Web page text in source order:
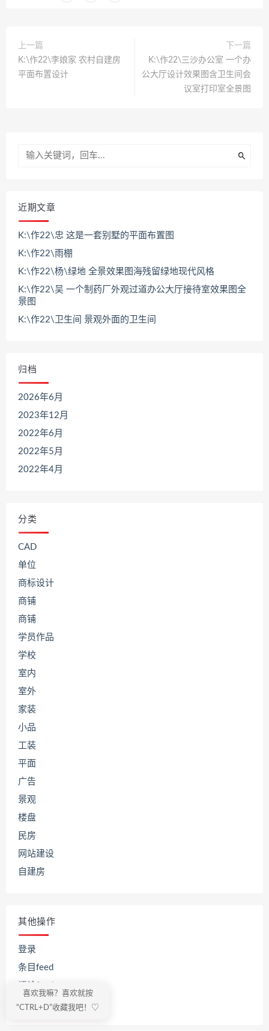
上一篇
K:\作22\李娘家 农村自建房
平面布置设计
下一篇
K:\作22\三沙办公室 一个办
公大厅设计效果图含卫生间会
议室打印室全景图
近期文章
K:\作22\忠 这是一套别墅的平面布置图
K:\作22\雨棚
K:\作22\杨\绿地 全景效果图海残留绿地现代风格
K:\作22\吴 一个制药厂外观过道办公大厅接待室效果图全
景图
K:\作22\卫生间 景观外面的卫生间
归档
2026年6月
2023年12月
2022年6月
2022年5月
2022年4月
分类
CAD
单位
商标设计
商铺
商铺
学员作品
学校
室内
室外
家装
小品
工装
平面
广告
景观
楼盘
民房
网站建设
自建房
其他操作
登录
条目feed
WordPress.org
喜欢我嘛？喜欢就按
“CTRL+D”收藏我吧！♡